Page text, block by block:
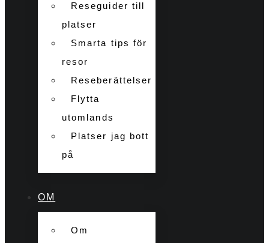
Reseguider till
platser
Smarta tips för
resor
Reseberättelser
Flytta
utomlands
Platser jag bott
på
OM
Om